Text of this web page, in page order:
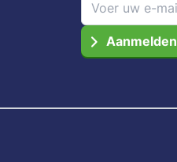
Aanmelden